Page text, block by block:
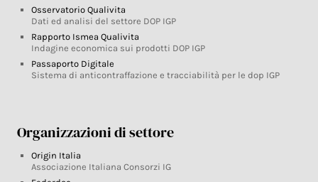
Osservatorio Qualivita
Dati ed analisi del settore DOP IGP
Rapporto Ismea Qualivita
Indagine economica sui prodotti DOP IGP
Passaporto Digitale
Sistema di anticontraffazione e tracciabilità per le dop IGP
Organizzazioni di settore
Origin Italia
Associazione Italiana Consorzi IG